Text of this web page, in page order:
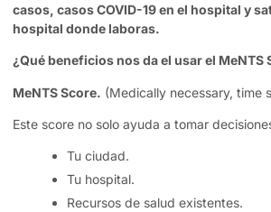
casos, casos COVID-19 en el hospital y
hospital donde laboras.
¿Qué beneficios nos da el usar el MeNTS
MeNTS Score. (Medically necessary, time
Este score no solo ayuda a tomar
Tu ciudad.
Tu hospital.
Recursos de salud existentes.